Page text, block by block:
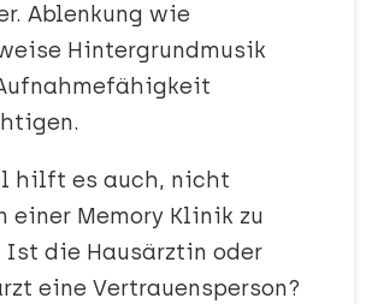
Ablenkung wie
Hintergrundmusik
hilft es auch, nicht
einer Memory Klinik zu
Ist die Hausärztin oder
eine Vertrauensperson?